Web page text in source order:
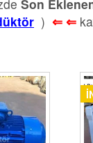
Son
) ⇐ ⇐